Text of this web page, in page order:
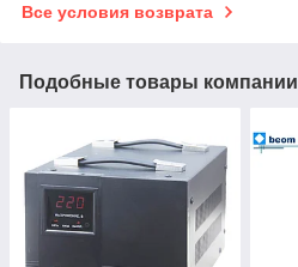
Все условия возврата
Подобные товары компании